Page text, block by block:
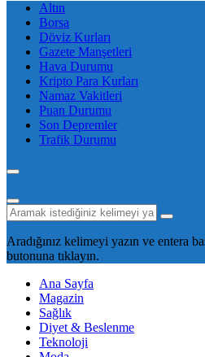
Altın
Borsa
Döviz Kurları
Gazete Manşetleri
Hava Durumu
Kripto Para Kurları
Namaz Vakitleri
Puan Durumu
Son Depremler
Trafik Durumu
Aradığınız kelimeyi yazın ve entera
butonuna tıklayın.
Ana Sayfa
Magazin
Sağlık
Diyet & Beslenme
Teknoloji